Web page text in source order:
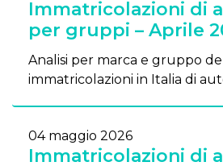
Immatricolazioni di
per gruppi – Aprile
Analisi per marca e gruppo
immatricolazioni in Italia di
04 maggio 2026
Immatricolazioni di